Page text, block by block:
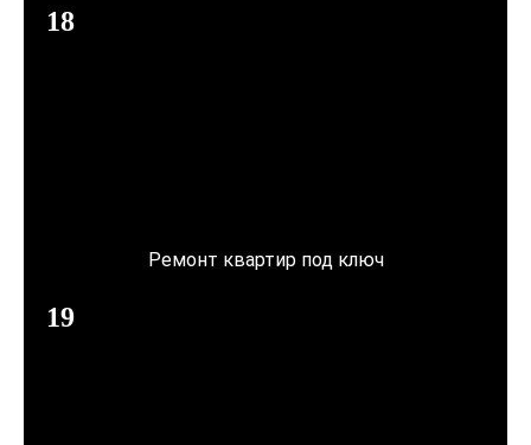
Ремонт квартир под ключ